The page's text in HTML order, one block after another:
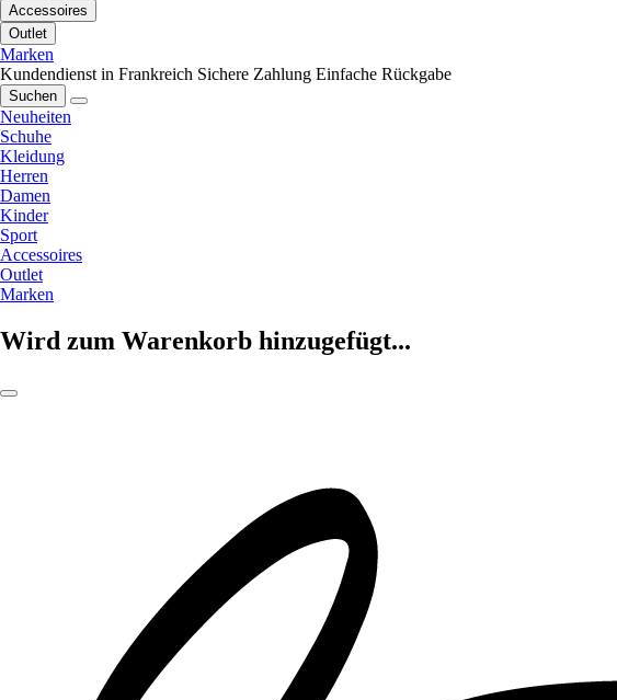
Accessoires
Outlet
Marken
Kundendienst in Frankreich Sichere Zahlung Einfache Rückgabe
Suchen
Neuheiten
Schuhe
Kleidung
Herren
Damen
Kinder
Sport
Accessoires
Outlet
Marken
Wird zum Warenkorb hinzugefügt...